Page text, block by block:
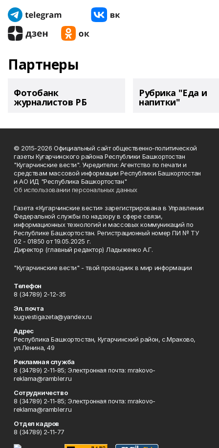
Партнеры
Фотобанк
журналистов РБ
Рубрика "Еда и
напитки"
© 2015-2026 Официальный сайт общественно-политической
газеты Кугарчинского района Республики Башкортостан
"Кугарчинские вести". Учредители: Агентство по печати и
средствам массовой информации Республики Башкортостан
и АО ИД "Республика Башкортостан"
Об использовании персональных данных
Газета «Кугарчинские вести» зарегистрирована в Управлении
Федеральной службы по надзору в сфере связи,
информационных технологий и массовых коммуникаций по
Республике Башкортостан. Регистрационный номер ПИ № ТУ
02 - 01850 от 19.05.2025 г.
Директор (главный редактор) Ладыженко А.Г.
"Кугарчинские вести" - твой проводник в мир информации
Телефон
8 (34789) 2-12-35
Эл. почта
kugvestigazeta@yandex.ru
Адрес
Республика Башкортостан, Кугарчинский район, с.Мраково,
ул.Ленина, 49
Рекламная служба
8 (34789) 2-11-85; Электронная почта: mrakovo-
reklama@rambler.ru
Сотрудничество
8 (34789) 2-11-85; Электронная почта: mrakovo-
reklama@rambler.ru
Отдел кадров
8 (34789) 2-11-77